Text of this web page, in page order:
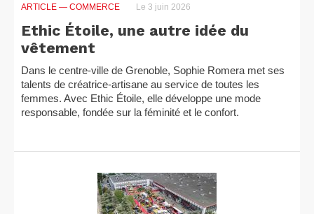
ARTICLE — COMMERCE Le 3 juin 2026
Ethic Étoile, une autre idée du
vêtement
Dans le centre-ville de Grenoble, Sophie Romera met ses
talents de créatrice-artisane au service de toutes les
femmes. Avec Ethic Étoile, elle développe une mode
responsable, fondée sur la féminité et le confort.